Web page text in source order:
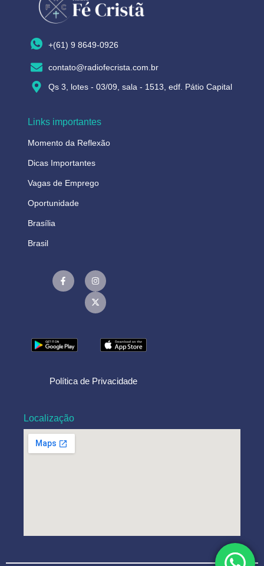
+(61) 9 8649-0926
contato@radiofecrista.com.br
Qs 3, lotes - 03/09, sala - 1513, edf. Pátio Capital
Links importantes
Momento da Reflexão
Dicas Importantes
Vagas de Emprego
Oportunidade
Brasília
Brasil
Política de Privacidade
Localização